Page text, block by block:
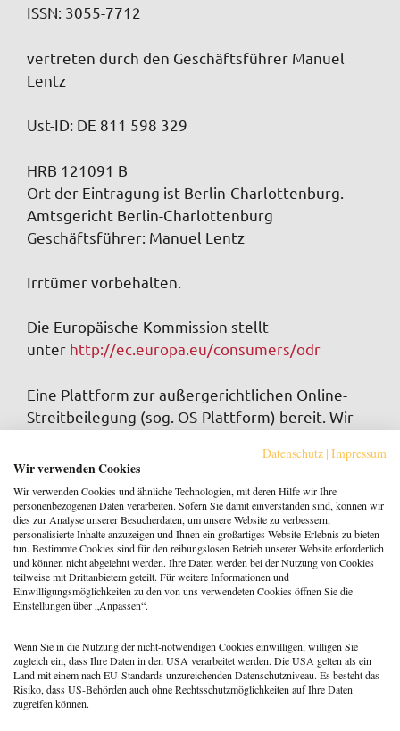
ISSN: 3055-7712
vertreten durch den Geschäftsführer Manuel
Lentz
Ust-ID: DE 811 598 329
HRB 121091 B
Ort der Eintragung ist Berlin-Charlottenburg.
Amtsgericht Berlin-Charlottenburg
Geschäftsführer: Manuel Lentz
Irrtümer vorbehalten.
Die Europäische Kommission stellt
unter http://ec.europa.eu/consumers/odr
Eine Plattform zur außergerichtlichen Online-
Streitbeilegung (sog. OS-Plattform) bereit. Wir
Streitbeilegungsverfahren vor einer
Verbraucherschlichtungsstelle weder bereit
noch verpflichtet.
Auf dieser Seite sind Links zu anderen Seiten im
Internet eingefügt. Trotz sorgfältiger inhaltlicher
Kontrolle übernehmen wir keine Haftung für die
Inhalte externer Links. Für den Inhalt der
verlinkten Seiten sind ausschließlich deren
Betreiber verantwortlich.
Datenschutz | Impressum
Wir verwenden Cookies
Wir verwenden Cookies und ähnliche Technologien, mit deren Hilfe wir Ihre
personenbezogenen Daten verarbeiten. Sofern Sie damit einverstanden sind, können wir
dies zur Analyse unserer Besucherdaten, um unsere Website zu verbessern,
personalisierte Inhalte anzuzeigen und Ihnen ein großartiges Website-Erlebnis zu bieten
tun. Bestimmte Cookies sind für den reibungslosen Betrieb unserer Website erforderlich
und können nicht abgelehnt werden. Ihre Daten werden bei der Nutzung von Cookies
teilweise mit Drittanbietern geteilt. Für weitere Informationen und
Einwilligungsmöglichkeiten zu den von uns verwendeten Cookies öffnen Sie die
Einstellungen über „Anpassen“.
Wenn Sie in die Nutzung der nicht-notwendigen Cookies einwilligen, willigen Sie
zugleich ein, dass Ihre Daten in den USA verarbeitet werden. Die USA gelten als ein
Land mit einem nach EU-Standards unzureichenden Datenschutzniveau. Es besteht das
Risiko, dass US-Behörden auch ohne Rechtsschutzmöglichkeiten auf Ihre Daten
zugreifen können.